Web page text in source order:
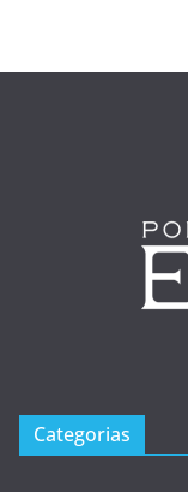
Categorias